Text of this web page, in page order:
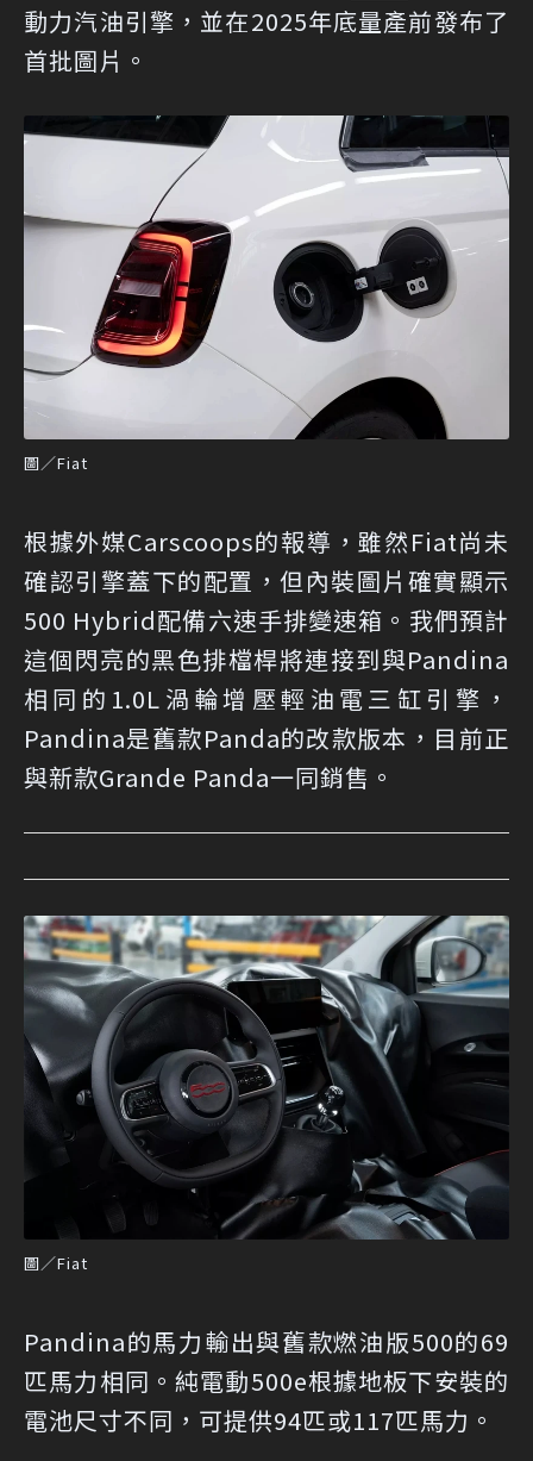
動力汽油引擎，並在2025年底量產前發布了
首批圖片。
圖／Fiat
根據外媒Carscoops的報導 ，雖然Fiat尚未
確認引擎蓋下的配置，但內裝圖片確實顯示
500 Hybrid配備六速手排變速箱。我們預計
這個閃亮的黑色排檔桿將連接到與Pandina
相同的1.0L渦輪增壓輕油電三缸引擎，
Pandina是舊款Panda的改款版本，目前正
與新款Grande Panda一同銷售。
圖／Fiat
Pandina的馬力輸出與舊款燃油版500的69
匹馬力相同。純電動500e根據地板下安裝的
電池尺寸不同，可提供94匹或117匹馬力。